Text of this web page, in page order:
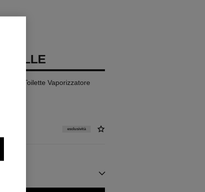
de Toilette Vaporizzatore
esclusività